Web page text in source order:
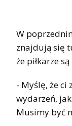
W
znajdują się
że piłkarze
- Myślę, że ci
wydarzeń,
Musimy być